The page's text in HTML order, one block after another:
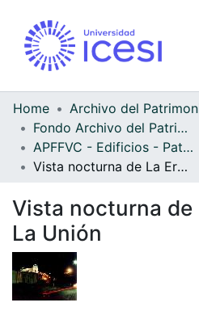
Home
Fondo Archivo del Patrimonio Fotográfico y Fílmico del Valle del Cauca
APFFVC - Edificios - Patrimonial
Vista nocturna de La Ermita de La Unión
Vista nocturna de
La Unión